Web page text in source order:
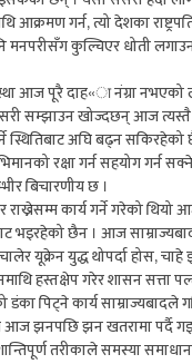
गर्न, त्यो देशका
मनपरीसँग कुल्चिएर धोती
आज पूरै दाह«ा नंग्रा
सम्झाउन खोज्दछन् आज त्यस्तै
अघि बढ्न सकिरहेको
रक्षा गर्न सहयोग गर्न
बिचारणीय छ ।
कार्य गर्ने गरेको थियो
भइरहेको छैन । आज
यूक्रेन युद्ध थोपर्दा होस,
हस्तक्षेप गरेर शासन सत्ता
पिट्ने कार्य साम्राज्यबादले
आज झनपछि झन खतरामा पर्दै
तरीकाले समस्या